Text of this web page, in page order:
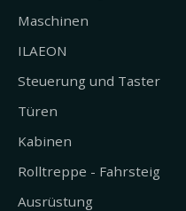
Maschinen
ILAEON
Steuerung und Taster
Türen
Kabinen
Rolltreppe - Fahrsteig
Ausrüstung